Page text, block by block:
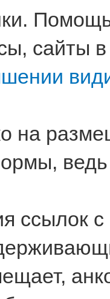
сайты
на
ссылок с